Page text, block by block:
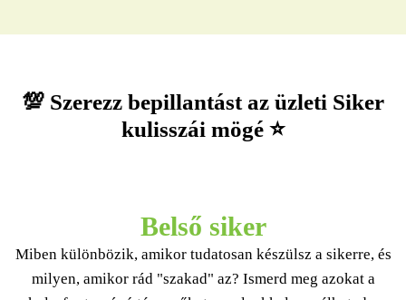
💯 Szerezz bepillantást az üzleti Siker
kulisszái mögé ⭐
Belső siker
Miben különbözik, amikor tudatosan készülsz a sikerre, és
milyen, amikor rád "szakad" az? Ismerd meg azokat a